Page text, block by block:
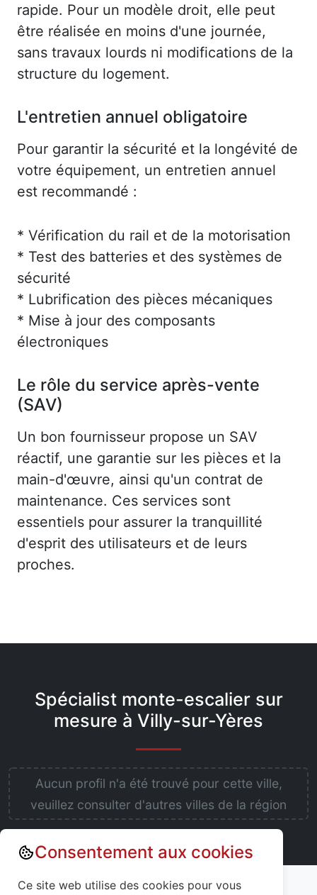
rapide. Pour un modèle droit, elle peut
être réalisée en moins d'une journée,
sans travaux lourds ni modifications de la
structure du logement.
L'entretien annuel obligatoire
Pour garantir la sécurité et la longévité de
votre équipement, un entretien annuel
est recommandé :
* Vérification du rail et de la motorisation
* Test des batteries et des systèmes de
sécurité
* Lubrification des pièces mécaniques
* Mise à jour des composants
électroniques
Le rôle du service après-vente
(SAV)
Un bon fournisseur propose un SAV
réactif, une garantie sur les pièces et la
main-d'œuvre, ainsi qu'un contrat de
maintenance. Ces services sont
essentiels pour assurer la tranquillité
d'esprit des utilisateurs et de leurs
proches.
Spécialist monte-escalier sur
mesure à Villy-sur-Yères
Aucun profil n'a été trouvé pour cette ville,
veuillez consulter d'autres villes de la région
Annuaire : Monte escalier
Seine-Maritime (76)
Consentement aux cookies
Ce site web utilise des cookies pour vous